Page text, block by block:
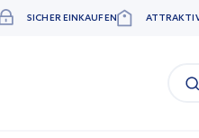
SICHER EINKAUFEN